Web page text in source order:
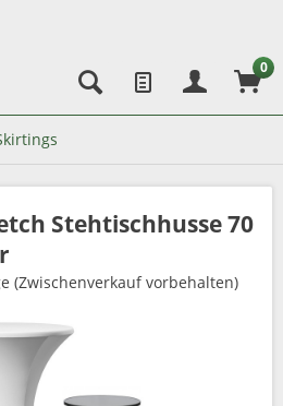
0
Stehtischhusse 70
(Zwischenverkauf vorbehalten)